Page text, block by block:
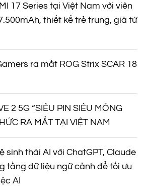
17 Series tại Việt Nam với viên
thiết kế trẻ trung, giá từ
ra mắt ROG Strix SCAR 18
2 5G “SIÊU PIN SIÊU MỎNG
RA MẮT TẠI VIỆT NAM
sinh thái AI với ChatGPT, Claude
tầng dữ liệu ngữ cảnh để tối ưu
AI